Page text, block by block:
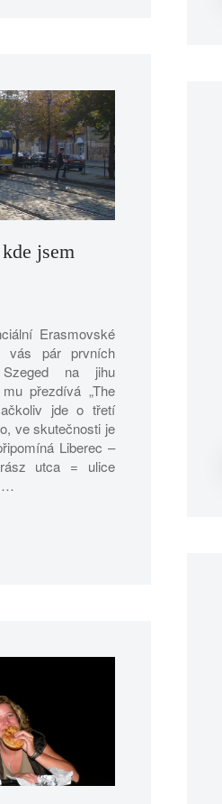
jsem
Erasmovské
vás pár prvních
na jihu
přezdívá „The
jde o třetí
ve skutečnosti je
Liberec –
utca = ulice